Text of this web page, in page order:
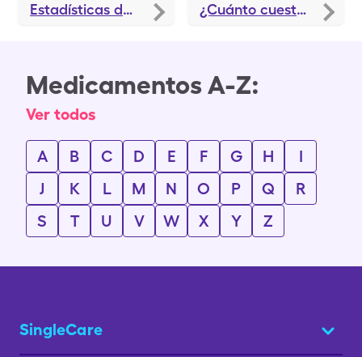
Estadísticas de medicamentos recetados en el 2024
¿Cuánto cuesta Alprazolam sin seguro médico?
Medicamentos A-Z:
Ver todos
A B C D E F G H
I
J
K L M N O P Q
R
S
T U V W X Y Z
SingleCare